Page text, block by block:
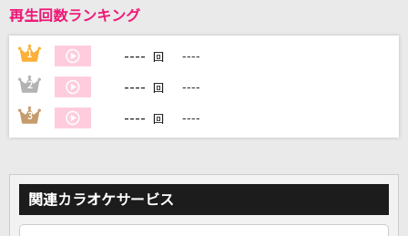
家族や友達と一緒に！練習にも！
再生回数ランキング
1 ---- 回 ----
2 ---- 回 ----
3 ---- 回 ----
関連カラオケサービス